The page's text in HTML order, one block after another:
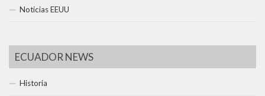
Noticias EEUU
ECUADOR NEWS
Historia